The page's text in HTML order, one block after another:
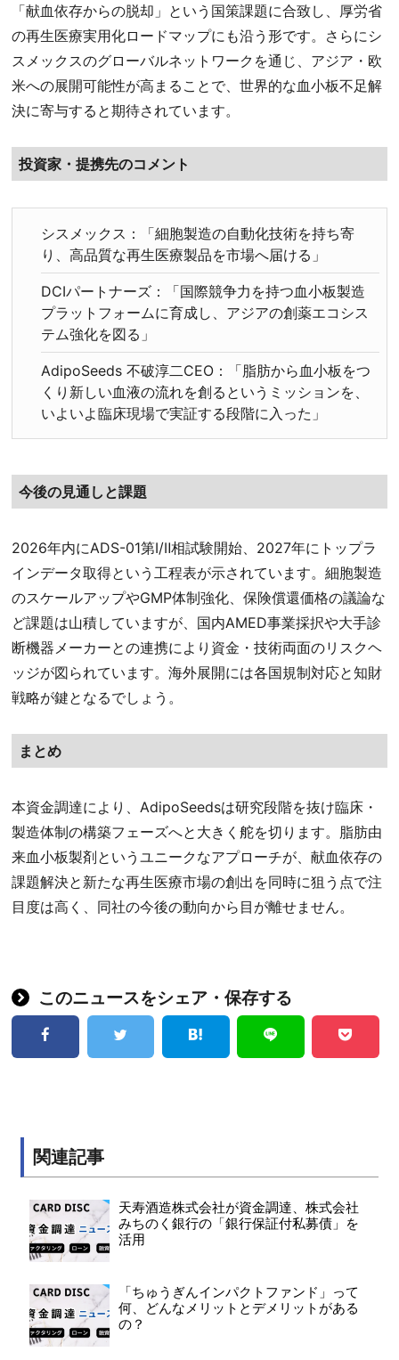
「献血依存からの脱却」という国策課題に合致し、厚労省
の再生医療実用化ロードマップにも沿う形です。さらにシ
スメックスのグローバルネットワークを通じ、アジア・欧
米への展開可能性が高まることで、世界的な血小板不足解
決に寄与すると期待されています。
投資家・提携先のコメント
シスメックス：「細胞製造の自動化技術を持ち寄
り、高品質な再生医療製品を市場へ届ける」
DCIパートナーズ：「国際競争力を持つ血小板製造
プラットフォームに育成し、アジアの創薬エコシス
テム強化を図る」
AdipoSeeds 不破淳二CEO：「脂肪から血小板をつ
くり新しい血液の流れを創るというミッションを、
いよいよ臨床現場で実証する段階に入った」
今後の見通しと課題
2026年内にADS-01第Ⅰ/Ⅱ相試験開始、2027年にトップラ
インデータ取得という工程表が示されています。細胞製造
のスケールアップやGMP体制強化、保険償還価格の議論な
ど課題は山積していますが、国内AMED事業採択や大手診
断機器メーカーとの連携により資金・技術両面のリスクヘ
ッジが図られています。海外展開には各国規制対応と知財
戦略が鍵となるでしょう。
まとめ
本資金調達により、AdipoSeedsは研究段階を抜け臨床・
製造体制の構築フェーズへと大きく舵を切ります。脂肪由
来血小板製剤というユニークなアプローチが、献血依存の
課題解決と新たな再生医療市場の創出を同時に狙う点で注
目度は高く、同社の今後の動向から目が離せません。
このニュースをシェア・保存する
関連記事
天寿酒造株式会社が資金調達、株式会社
みちのく銀行の「銀行保証付私募債」を
活用
「ちゅうぎんインパクトファンド」って
何、どんなメリットとデメリットがある
の？